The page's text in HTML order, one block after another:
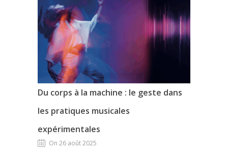
Du corps à la machine : le geste dans
les pratiques musicales
expérimentales
On 26 août 2025